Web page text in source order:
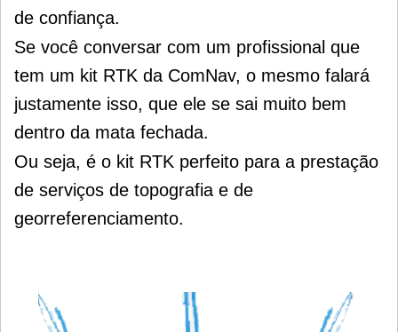
de confiança.
Se você conversar com um profissional que
tem um kit RTK da ComNav, o mesmo falará
justamente isso, que ele se sai muito bem
dentro da mata fechada.
Ou seja, é o kit RTK perfeito para a prestação
de serviços de topografia e de
georreferenciamento.